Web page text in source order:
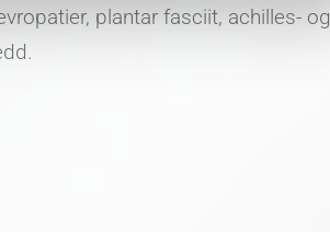
plantar fasciit, achilles- og